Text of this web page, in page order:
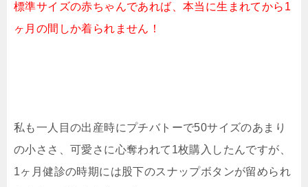
標準サイズの赤ちゃんであれば、本当に生まれてから1
ヶ月の間しか着られません！
私も一人目の出産時にプチバトーで50サイズのあまり
の小ささ、可愛さに心奪われて1枚購入したんですが、
1ヶ月健診の時期には股下のスナップボタンが留められ